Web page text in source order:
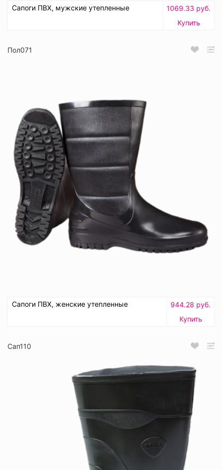
Сапоги ПВХ, мужские утепленные
1069.33 руб.
Купить
Пол071
Сапоги ПВХ, женские утепленные
944.28 руб.
Купить
Сап110